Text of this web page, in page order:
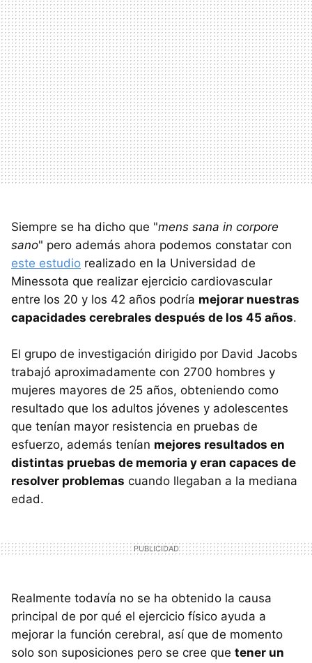
Siempre se ha dicho que "mens sana in corpore
sano" pero además ahora podemos constatar con
este estudio realizado en la Universidad de
Minessota que realizar ejercicio cardiovascular
entre los 20 y los 42 años podría mejorar nuestras
capacidades cerebrales después de los 45 años.
El grupo de investigación dirigido por David Jacobs
trabajó aproximadamente con 2700 hombres y
mujeres mayores de 25 años, obteniendo como
resultado que los adultos jóvenes y adolescentes
que tenían mayor resistencia en pruebas de
esfuerzo, además tenían mejores resultados en
distintas pruebas de memoria y eran capaces de
resolver problemas cuando llegaban a la mediana
edad.
Realmente todavía no se ha obtenido la causa
principal de por qué el ejercicio físico ayuda a
mejorar la función cerebral, así que de momento
solo son suposiciones pero se cree que tener un